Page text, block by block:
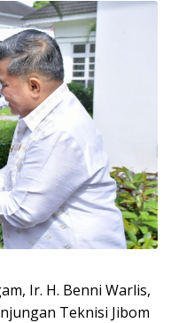
Ir. H. Benni Warlis,
Teknisi Jibom